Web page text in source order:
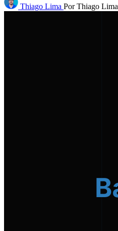
Thiago Lima Por Thiago Lima